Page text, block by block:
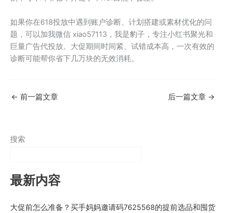
如果你在618投放中遇到账户诊断、计划搭建或素材优化的问
题，可以加我微信 xiao57113，我是豹子，专注小红书聚光和
巨量广告代投放。大促期间时间紧、试错成本高，一次有效的
诊断可能帮你省下几万块的无效消耗。
← 前一篇文章 后一篇文章 →
搜索
最新内容
大促前怎么准备？买手妈妈邀请码7625568的提前选品和囤货